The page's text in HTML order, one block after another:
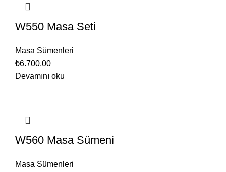
W550 Masa Seti
Masa Sümenleri
₺6.700,00
Devamını oku
W560 Masa Sümeni
Masa Sümenleri